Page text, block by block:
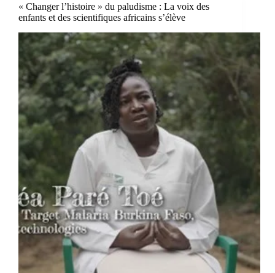
« Changer l’histoire » du paludisme : La voix des
enfants et des scientifiques africains s’élève